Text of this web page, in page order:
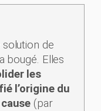
de
bougé. Elles
les
l’origine du
(par